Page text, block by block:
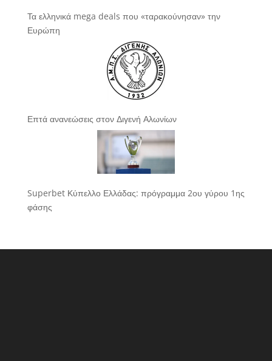
Τα ελληνικά mega deals που «ταρακούνησαν» την
Ευρώπη
Επτά ανανεώσεις στον Διγενή Αλωνίων
Superbet Κύπελλο Ελλάδας: πρόγραμμα 2ου γύρου 1ης
φάσης